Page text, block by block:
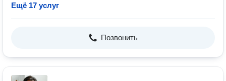
Ещё 17 услуг
Позвонить